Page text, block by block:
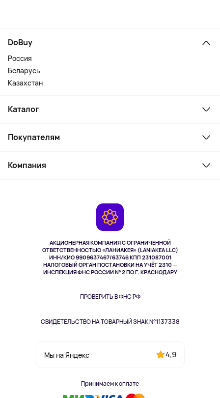
АКЦИОНЕРНАЯ КОМПАНИЯ С ОГРАНИЧЕННОЙ
ОТВЕТСТВЕННОСТЬЮ «ЛАНИАКЕЯ» (LANIAKEA LLC)
ИНН/КИО 9909637467/63746 КПП 231087001
НАЛОГОВЫЙ ОРГАН ПОСТАНОВКИ НА УЧЁТ 2310 —
ИНСПЕКЦИЯ ФНС РОССИИ № 2 ПО Г. КРАСНОДАРУ
ПРОВЕРИТЬ В ФНС РФ
СВИДЕТЕЛЬСТВО НА ТОВАРНЫЙ ЗНАК №1137338
Мы на Яндекс 4,9
Принимаем к оплате
DoBuy
Россия
Беларусь
Казахстан
Каталог
Ноутбуки, мониторы, VR
Косметика и уход
Здоровье питомцев
Одежда и аксессуары
Покупателям
Как заказать
Компания